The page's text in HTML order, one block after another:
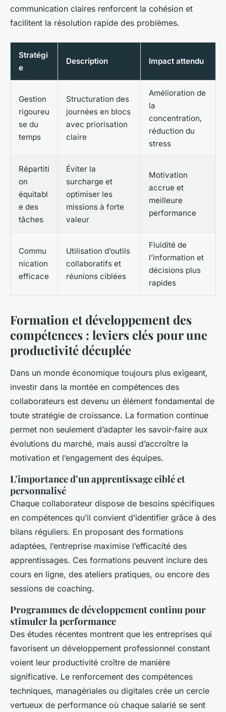
communication claires renforcent la cohésion et
facilitent la résolution rapide des problèmes.
Stratégi
e
Description Impact attendu
Gestion
rigoureu
se du
temps
Structuration des
journées en blocs
avec priorisation
claire
Amélioration de
la
concentration,
réduction du
stress
Répartiti
on
équitabl
e des
tâches
Éviter la
surcharge et
optimiser les
missions à forte
valeur
Motivation
accrue et
meilleure
performance
Commu
nication
efficace
Utilisation d’outils
collaboratifs et
réunions ciblées
Fluidité de
l’information et
décisions plus
rapides
Formation et développement des
compétences : leviers clés pour une
productivité décuplée
Dans un monde économique toujours plus exigeant,
investir dans la montée en compétences des
collaborateurs est devenu un élément fondamental de
toute stratégie de croissance. La formation continue
permet non seulement d’adapter les savoir-faire aux
évolutions du marché, mais aussi d’accroître la
motivation et l’engagement des équipes.
L’importance d’un apprentissage ciblé et
personnalisé
Chaque collaborateur dispose de besoins spécifiques
en compétences qu’il convient d’identifier grâce à des
bilans réguliers. En proposant des formations
adaptées, l’entreprise maximise l’efficacité des
apprentissages. Ces formations peuvent inclure des
cours en ligne, des ateliers pratiques, ou encore des
sessions de coaching.
Programmes de développement continu pour
stimuler la performance
Des études récentes montrent que les entreprises qui
favorisent un développement professionnel constant
voient leur productivité croître de manière
significative. Le renforcement des compétences
techniques, managériales ou digitales crée un cercle
vertueux de performance où chaque salarié se sent